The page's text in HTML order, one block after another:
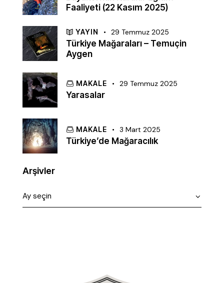
Faaliyeti (22 Kasım 2025)
YAYIN 29 Temmuz 2025
Türkiye Mağaraları – Temuçin
Aygen
MAKALE 29 Temmuz 2025
Yarasalar
MAKALE 3 Mart 2025
Türkiye’de Mağaracılık
Arşivler